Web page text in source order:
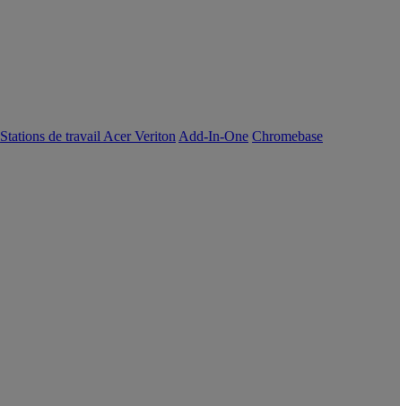
Stations de travail Acer Veriton Add-In-One Chromebase